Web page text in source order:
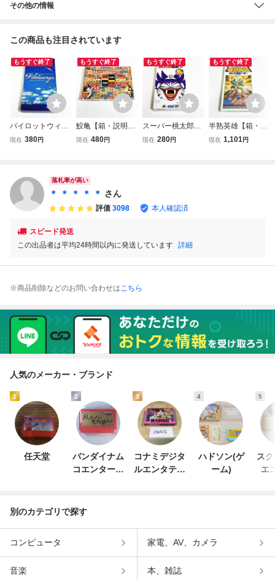
その他の情報
この商品も注目されています
もうすぐ終了
パイロットウィン
グス【箱・説明書
パーファミコン
現在 380円
もうすぐ終了
鮫亀【箱・説明書
付き】♪動作確認
現在 480円
もうすぐ終了
スーパー桃太郎電
鉄Ⅲ【箱・説明書
現在 280円
もうすぐ終了
半熟英雄【箱・説
明書付き】♪動作
現在 1,101円
落札率が高い
＊ ＊ ＊ ＊ ＊ さん
評価 3098 本人確認済
スピード発送
この出品者は平均24時間以内に発送しています 詳細
※商品削除などのお問い合わせはこちら
人気のメーカー・ブランド
1
任天堂
2
バンダイナム
コエンターテ
3
コナミデジタ
ルエンタテイ
4
ハドソン(ゲ
ーム)
5
ス
エ
別のカテゴリで探す
コンピュータ 家電、AV、カメラ
音楽 本、雑誌